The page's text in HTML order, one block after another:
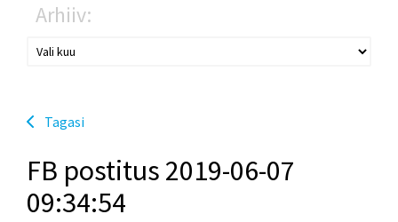
Arhiiv:
Tagasi
FB postitus 2019-06-07
09:34:54